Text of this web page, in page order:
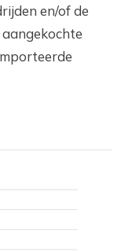
en/of de